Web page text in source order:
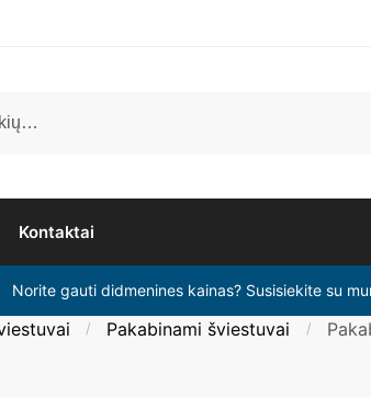
Kontaktai
Norite gauti didmenines kainas? Susisiekite su
/ Pakabinami šviestuvai /